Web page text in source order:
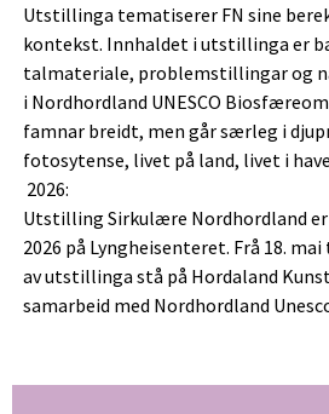
Utstillinga tematiserer FN sine
kontekst. Innhaldet i utstillinga er
talmateriale, problemstillingar og
i Nordhordland UNESCO
famnar breidt, men går særleg i
fotosytense, livet på land, livet i
2026:
Utstilling Sirkulære Nordhordland
2026 på Lyngheisenteret. Frå 18.
av utstillinga stå på Hordaland
samarbeid med Nordhordland